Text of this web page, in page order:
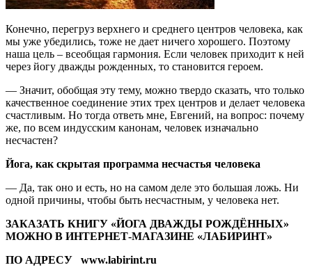
Конечно, перегруз верхнего и среднего центров человека, как
мы уже убедились, тоже не дает ничего хорошего. Поэтому
наша цель – всеобщая гармония. Если человек приходит к ней
через йогу дважды рожденных, то становится героем.
— Значит, обобщая эту тему, можно твердо сказать, что только
качественное соединение этих трех центров и делает человека
счастливым. Но тогда ответь мне, Евгений, на вопрос: почему
же, по всем индусским канонам, человек изначально
несчастен?
Йога, как скрытая программа несчастья человека
— Да, так оно и есть, но на самом деле это большая ложь. Ни
одной причины, чтобы быть несчастным, у человека нет.
ЗАКАЗАТЬ КНИГУ «ЙОГА ДВАЖДЫ РОЖДЁННЫХ»
МОЖНО В ИНТЕРНЕТ-МАГАЗИНЕ «ЛАБИРИНТ»
ПО АДРЕСУ www.labirint.ru